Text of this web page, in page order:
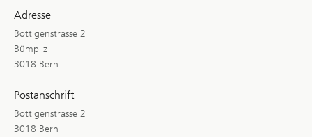
Adresse
Bottigenstrasse 2
Bümpliz
3018 Bern
Postanschrift
Bottigenstrasse 2
3018 Bern